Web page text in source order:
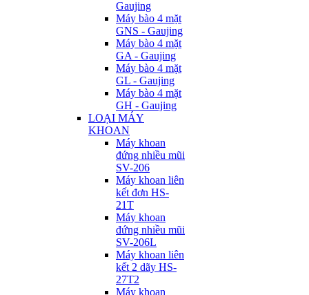
Gaujing
Máy bào 4 mặt
GNS - Gaujing
Máy bào 4 mặt
GA - Gaujing
Máy bào 4 mặt
GL - Gaujing
Máy bào 4 mặt
GH - Gaujing
LOẠI MÁY
KHOAN
Máy khoan
đứng nhiều mũi
SV-206
Máy khoan liên
kết đơn HS-
21T
Máy khoan
đứng nhiều mũi
SV-206L
Máy khoan liên
kết 2 dãy HS-
27T2
Máy khoan